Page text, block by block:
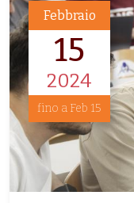
Febbraio
15
2024
fino a Feb 15